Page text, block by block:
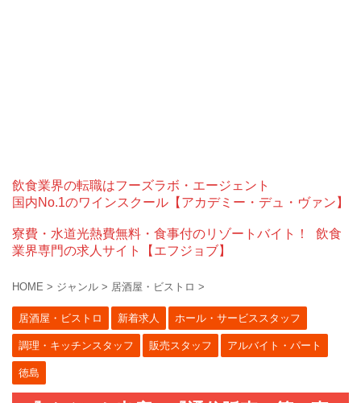
飲食業界の転職はフーズラボ・エージェント
国内No.1のワインスクール【アカデミー・デュ・ヴァン】
寮費・水道光熱費無料・食事付のリゾートバイト！
飲食
業界専門の求人サイト【エフジョブ】
HOME > ジャンル > 居酒屋・ビストロ >
居酒屋・ビストロ 新着求人 ホール・サービススタッフ
調理・キッチンスタッフ 販売スタッフ アルバイト・パート
徳島